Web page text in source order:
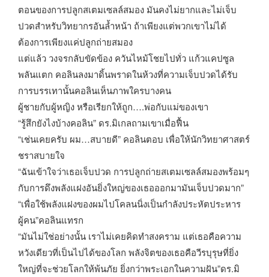
ตอนของการปลูกสเตมเซลล์สมอง มันคงไม่ยากและไม่เจ็บ
ปวดสำหรับวิทยากรอันล้ำหน้า ถ้าเพียงแต่พวกเขาไม่ได้
ต้องการเพียงแค่ปลูกถ่ายสมอง
แต่แล้ว วงจรกลับขัดข้อง ควันไหม้โชยไปทั่ว แก้วแคปซูล
พลันแตก คอลินลงมาดิ้นพราดในห้วงที่ความเจ็บปวดได้รับ
การบรรเทานั้นคอลินเห็นภาพใครบางคน
ผู้ชายกับผู้หญิง หรือเรียกให้ถูก….พ่อกับแม่ของเขา
“รู้สึกยังไงบ้างคอลิน” ดร.มิเกลถามเขาเมื่อฟื้น
“เช่นเคยครับ ผม…สบายดี” คอลินตอบ เพื่อให้นักวิทยาศาสตร์
ชราสบายใจ
“ฉันเข้าใจว่าเธอเจ็บปวด การปลูกถ่ายสเตมเซลล์สมองพร้อมๆ
กับการดึงพลังแฝงอันยิ่งใหญ่ของเธอออกมามันเจ็บปวดมาก”
“เพื่อใช้พลังแฝงของผมไปโคลนนิ่งเป็นกำลังประหัตประหาร
ผู้คน”คอลินแทรก
“มันไม่ใช่อย่างนั้น เราไม่เคยคิดทำสงคราม แต่เธอคือความ
หวังเดียวที่เป็นไปได้ของโลก พลังจิตของเธอคือวีรบุรุษที่ยิ่ง
ใหญ่ที่จะช่วยโลกให้พ้นภัย ยิ่งกว่าพระเอกในความฝัน”ดร.มิ